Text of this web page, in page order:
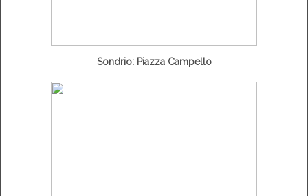
Sondrio: Piazza Campello